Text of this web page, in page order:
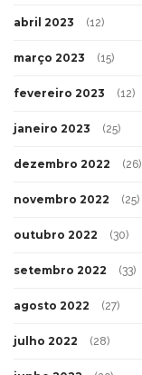
abril 2023 (12)
março 2023 (15)
fevereiro 2023 (12)
janeiro 2023 (25)
dezembro 2022 (26)
novembro 2022 (25)
outubro 2022 (30)
setembro 2022 (33)
agosto 2022 (27)
julho 2022 (28)